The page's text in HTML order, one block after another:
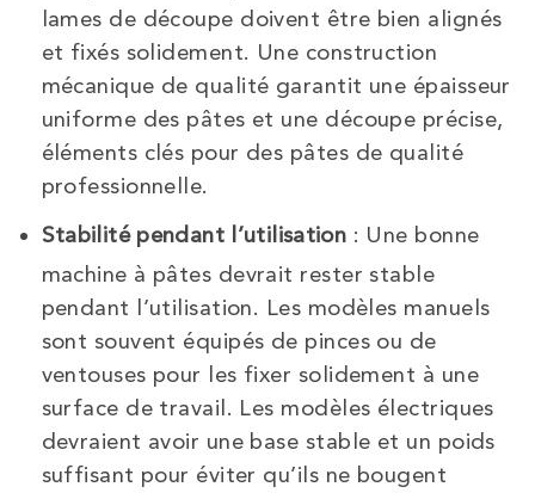
lames de découpe doivent être bien alignés
et fixés solidement. Une construction
mécanique de qualité garantit une épaisseur
uniforme des pâtes et une découpe précise,
éléments clés pour des pâtes de qualité
professionnelle.
Stabilité pendant l’utilisation : Une bonne
machine à pâtes devrait rester stable
pendant l’utilisation. Les modèles manuels
sont souvent équipés de pinces ou de
ventouses pour les fixer solidement à une
surface de travail. Les modèles électriques
devraient avoir une base stable et un poids
suffisant pour éviter qu’ils ne bougent